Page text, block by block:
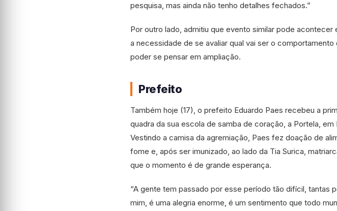
pesquisa, mas ainda não tenho detalhes fechados.”
Por outro lado, admitiu que evento similar pode
a necessidade de se avaliar qual vai ser o
poder se pensar em ampliação.
Prefeito
Também hoje (17), o prefeito Eduardo Paes recebeu a
quadra da sua escola de samba de coração, a Portela,
Vestindo a camisa da agremiação, Paes fez doação de
fome e, após ser imunizado, ao lado da Tia Surica,
que o momento é de grande esperança.
“A gente tem passado por esse período tão difícil, tantas
mim, é uma alegria enorme, é um sentimento que todo